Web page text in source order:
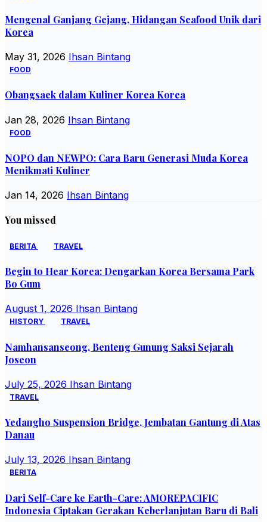
Mengenal Ganjang Gejang, Hidangan Seafood Unik dari
Korea
May 31, 2026 Ihsan Bintang
FOOD
Obangsaek dalam Kuliner Korea Korea
Jan 28, 2026 Ihsan Bintang
FOOD
NOPO dan NEWPO: Cara Baru Generasi Muda Korea
Menikmati Kuliner
Jan 14, 2026 Ihsan Bintang
You missed
BERITA TRAVEL
Begin to Hear Korea: Dengarkan Korea Bersama Park
Bo Gum
August 1, 2026 Ihsan Bintang
HISTORY TRAVEL
Namhansanseong, Benteng Gunung Saksi Sejarah
Joseon
July 25, 2026 Ihsan Bintang
TRAVEL
Yedangho Suspension Bridge, Jembatan Gantung di Atas
Danau
July 13, 2026 Ihsan Bintang
BERITA
Dari Self-Care ke Earth-Care: AMOREPACIFIC
Indonesia Ciptakan Gerakan Keberlanjutan Baru di Bali